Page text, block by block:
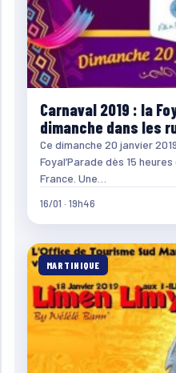
Carnaval 2019 : la
dimanche dans les
Ce dimanche 20 janvier
Foyal’Parade dès 15
France. Une…
16/01 · 19h46
MARTINIQUE